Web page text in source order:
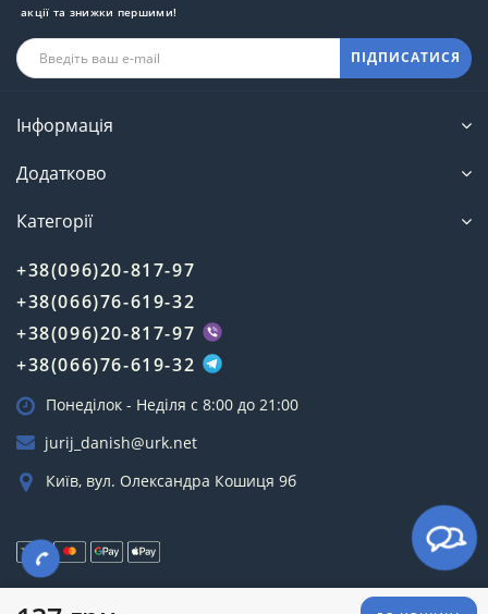
акції та знижки першими!
ПІДПИСАТИСЯ
Інформація
Додатково
Категорії
+38(096)20-817-97
+38(066)76-619-32
+38(096)20-817-97
+38(066)76-619-32
Понеділок - Неділя c 8:00 до 21:00
jurij_danish@urk.net
Київ, вул. Олександра Кошиця 9б